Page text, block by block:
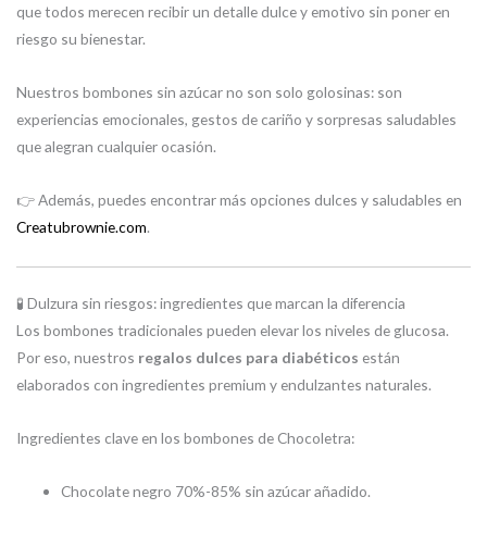
que todos merecen recibir un detalle dulce y emotivo sin poner en
riesgo su bienestar.
Nuestros bombones sin azúcar no son solo golosinas: son
experiencias emocionales, gestos de cariño y sorpresas saludables
que alegran cualquier ocasión.
👉 Además, puedes encontrar más opciones dulces y saludables en
Creatubrownie.com.
🧪 Dulzura sin riesgos: ingredientes que marcan la diferencia
Los bombones tradicionales pueden elevar los niveles de glucosa.
Por eso, nuestros regalos dulces para diabéticos están
elaborados con ingredientes premium y endulzantes naturales.
Ingredientes clave en los bombones de Chocoletra:
Chocolate negro 70%-85% sin azúcar añadido.